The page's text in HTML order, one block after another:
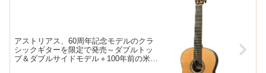
アストリアス、60周年記念モデルのクラ
シックギターを限定で発売～ダブルトッ
プ＆ダブルサイドモデル＋100年前の米杉